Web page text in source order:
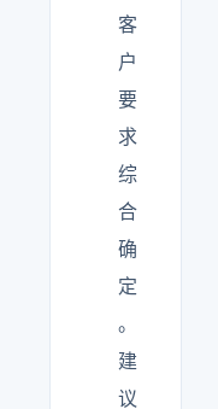
客
户
要
求
综
合
确
定
。
建
议